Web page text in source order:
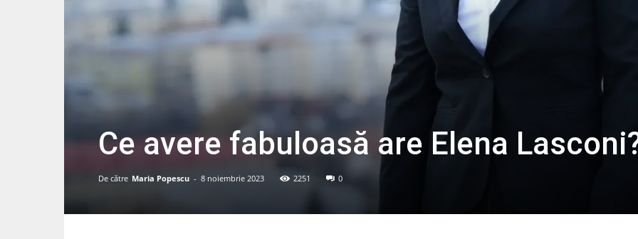
Ce avere fabuloasă are Elena
De către Maria Popescu - 8 noiembrie 2023 2251 0